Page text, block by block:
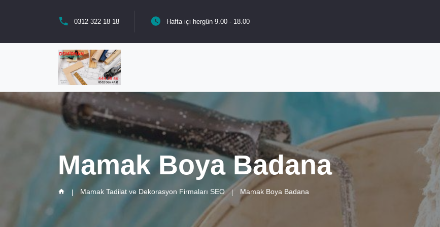
0312 322 18 18 Hafta içi hergün 9.00 - 18.00
Mamak Boya Badana
Mamak Tadilat ve Dekorasyon Firmaları SEO Mamak Boya Badana